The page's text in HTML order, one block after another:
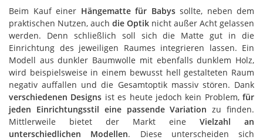
Beim Kauf einer Hängematte für Babyssollte, neben dem
praktischen Nutzen, auch die Optik nicht außer Acht gelassen
werden. Denn schließlich soll sich die Matte gut in die
Einrichtung des jeweiligen Raumes integrieren lassen. Ein
Modell aus dunkler Baumwolle mit ebenfalls dunklem Holz,
wird beispielsweise in einem bewusst hell gestalteten Raum
negativ auffallen und die Gesamtoptik massiv stören. Dank
verschiedenen Designs ist es heute jedoch kein Problem, für
jeden Einrichtungsstil eine passende Variation zu finden.
Mittlerweile bietet der Markt eine Vielzahl an
unterschiedlichen Modellen. Diese unterscheiden sich